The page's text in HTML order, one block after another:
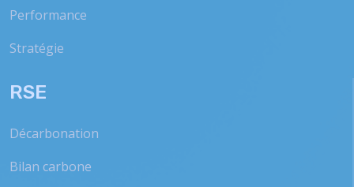
Performance
Stratégie
RSE
Décarbonation
Bilan carbone